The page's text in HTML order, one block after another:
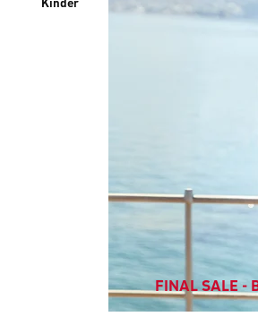
Kinder
FINAL SALE -